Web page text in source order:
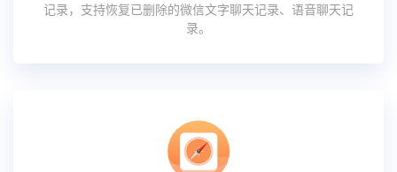
记录，支持恢复已删除的微信文字聊天记录、语音聊天记
录。